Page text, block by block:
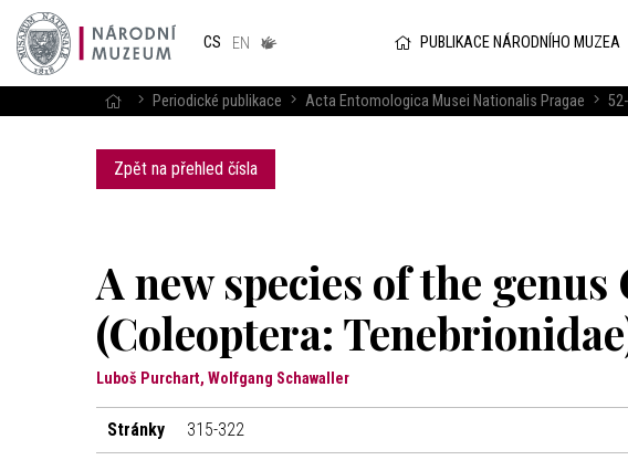
CS EN
v českém
PUBLIKACE NÁRODNÍHO MUZEA
Periodické publikace Acta Entomologica Musei Nationalis Pragae
Zpět na přehled čísla
A new species of the
(Coleoptera:
Luboš Purchart, Wolfgang Schawaller
Stránky 315-322